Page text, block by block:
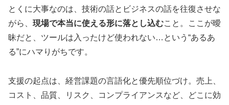
とくに大事なのは、技術の話とビジネスの話を往復させな
がら、 現場で本当に使える形に落とし込むこと。ここが曖
昧だと、ツールは入ったけど使われない…という“あるあ
る”にハマりがちです。
支援の起点は、経営課題の言語化と優先順位づけ。売上、
コスト、品質、リスク、コンプライアンスなど、どこに効